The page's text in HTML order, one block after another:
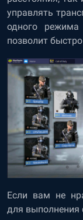
управлять
одного
позволит
Если вам не
для выполнения